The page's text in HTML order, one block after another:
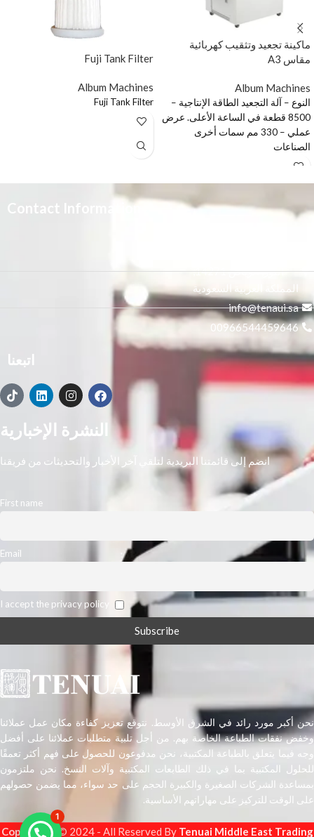
ماكينة تجعيد وتثقيب كهربائية
مقاس A3
Album Machines
النوع – آلة التجعيد الطاقة الإنتاجية –
8500 قطعة في الساعة الأعلى. عرض
عملي – 330 مم سمات أخرى
الصناعات
Fuji Tank Filter
Album Machines
Fuji Tank Filter
Contact Information
النور, الرياض 14271,
المملكة العربية السعودية
info@tenaui.sa
00966544459646
اتبعنا
النشرة الإخبارية
انضم إلى قائمتنا البريدية لتلقي آخر الأخبار والتحديثات من فريقنا
First name
Email
نحن أكبر مورد رائد في الشرق الأوسط. نتوقع تعزيز كفاءة مكان عمل عملائنا
وخفض نفقات الطباعة الخاصة بهم. من أجل تلبية متطلبات عملائنا على أفضل
وجه فيما يتعلق بالطباعة المكتبية، نحن مدفوعون للحصول على فهم أكثر تعمقًا
للحلول المكتبية بما في ذلك الطابعات المكتبية وآلات النسخ. نحن ملتزمون
بمساعدة الشركات الصغيرة والكبيرة الحجم على حد سواء، مما يضمن حصولهم
على الوقت للتركيز على مهاراتهم الأساسية.
Copyrights © 2024 - All Reserved By Tenuai Middle East Trading
1